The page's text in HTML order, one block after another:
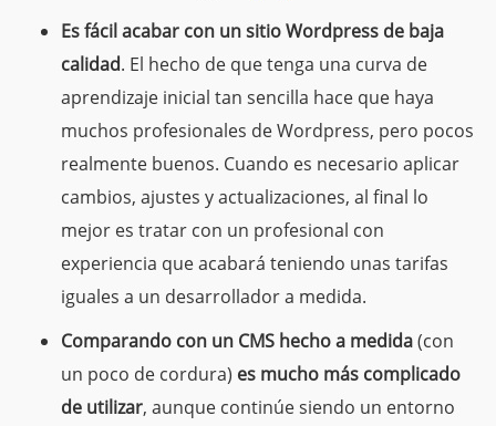
Es fácil acabar con un sitio Wordpress de baja
calidad. El hecho de que tenga una curva de
aprendizaje inicial tan sencilla hace que haya
muchos profesionales de Wordpress, pero pocos
realmente buenos. Cuando es necesario aplicar
cambios, ajustes y actualizaciones, al final lo
mejor es tratar con un profesional con
experiencia que acabará teniendo unas tarifas
iguales a un desarrollador a medida.
Comparando con un CMS hecho a medida(con
un poco de cordura) es mucho más complicado
de utilizar, aunque continúe siendo un entorno